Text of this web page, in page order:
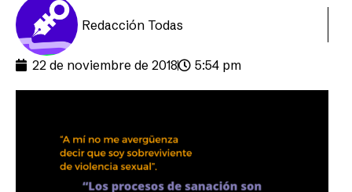
Redacción Todas
22 de noviembre de 2018 5:54 pm